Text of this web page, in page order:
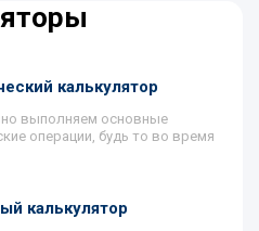
калькулятор
выполняем основные
операции, будь то во время
калькулятор